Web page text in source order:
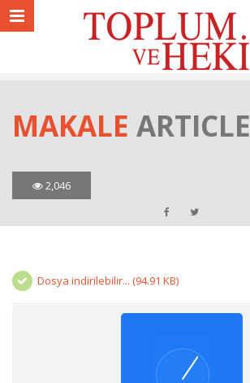
MAKALE ARTICLE
2,046
Dosya indirilebilir... (94.91 KB)